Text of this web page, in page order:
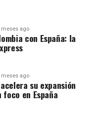
meses ago
con España: la
meses ago
su expansión
en España